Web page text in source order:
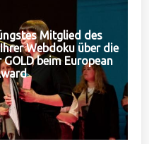
Mitglied des
Webdoku über die
beim European